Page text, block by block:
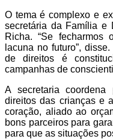
O tema é complexo e
secretária da Família e
Richa. “Se fecharmos
lacuna no futuro”,
de direitos é
campanhas de
A secretaria
direitos das crianças e
coração, aliado ao
bons parceiros para
para que as situações